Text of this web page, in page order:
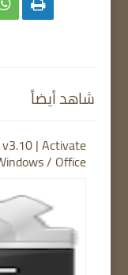

شاهد أيضاً
| Activate
/ Office